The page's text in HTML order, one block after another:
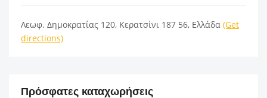
Λεωφ. Δημοκρατίας 120, Κερατσίνι 187 56, Ελλάδα (Get
directions)
Πρόσφατες καταχωρήσεις